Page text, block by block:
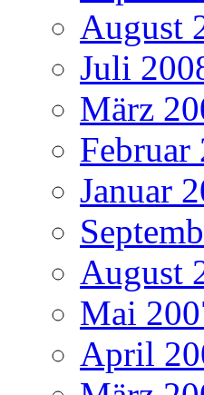
August
Juli
März
Februar
Januar
August
Mai
April